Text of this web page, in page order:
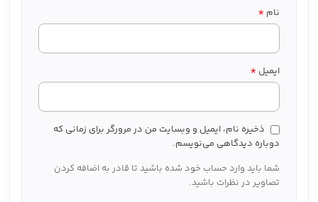
نام *
ایمیل *
ذخیره نام، ایمیل و وبسایت من در مرورگر برای زمانی که
دوباره دیدگاهی می‌نویسم.
شما باید وارد حساب خود شده باشید تا قادر به اضافه کردن
تصاویر در نظرات باشید.